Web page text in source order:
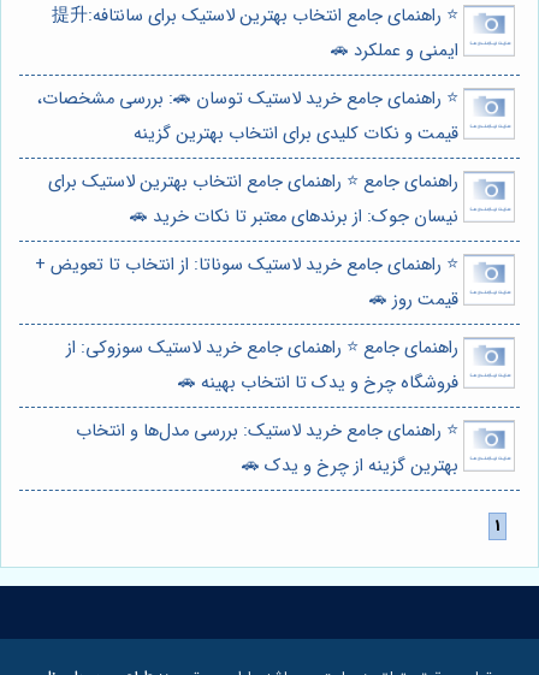
⭐️ راهنمای جامع انتخاب بهترین لاستیک برای سانتافه:提升
ایمنی و عملکرد 🚗
⭐️ راهنمای جامع خرید لاستیک توسان 🚗: بررسی مشخصات،
قیمت و نکات کلیدی برای انتخاب بهترین گزینه
راهنمای جامع ⭐️ راهنمای جامع انتخاب بهترین لاستیک برای
نیسان جوک: از برندهای معتبر تا نکات خرید 🚗
⭐️ راهنمای جامع خرید لاستیک سوناتا: از انتخاب تا تعویض +
قیمت روز 🚗
راهنمای جامع ⭐️ راهنمای جامع خرید لاستیک سوزوکی: از
فروشگاه چرخ و یدک تا انتخاب بهینه 🚗
⭐️ راهنمای جامع خرید لاستیک: بررسی مدل‌ها و انتخاب
بهترین گزینه از چرخ و یدک 🚗